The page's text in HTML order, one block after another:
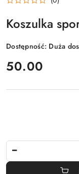
Koszulka
Dostępność: Duża
cena:
50.00